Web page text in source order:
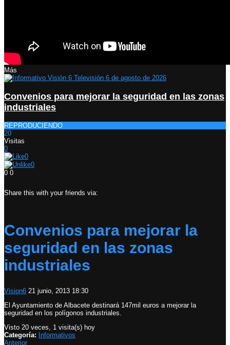
Más
Convenios para mejorar la seguridad en las zonas
industriales
REPRODUCIENDO
20
Visitas
0
0
0
0 0
Share this with your friends via:
Convenios para mejorar la
seguridad en las zonas
industriales
Vision6 21 junio, 2013 18:30
El Ayuntamiento de Albacete destinará 147mil euros a mejorar la
seguridad en los polígonos industriales.
Visto 20 veces, 1 visita(s) hoy
Categoría: Informativos
Anterior